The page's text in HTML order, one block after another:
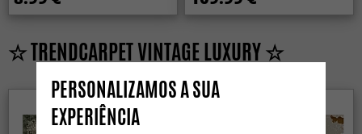
☆ TRENDCARPET VINTAGE LUXURY ☆
PERSONALIZAMOS A SUA
EXPERIÊNCIA